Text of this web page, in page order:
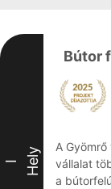
I Hely
Bútor
A
vállalat
a